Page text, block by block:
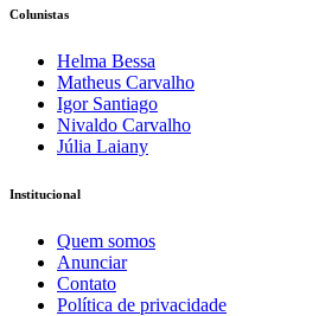
Colunistas
Helma Bessa
Matheus Carvalho
Igor Santiago
Nivaldo Carvalho
Júlia Laiany
Institucional
Quem somos
Anunciar
Contato
Política de privacidade